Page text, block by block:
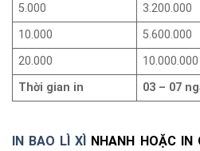
5.000
3.200.000
10.000
5.600.000
20.000
10.000.000
Thời gian in
03 – 07
IN BAO LÌ XÌ NHANH HOẶC IN